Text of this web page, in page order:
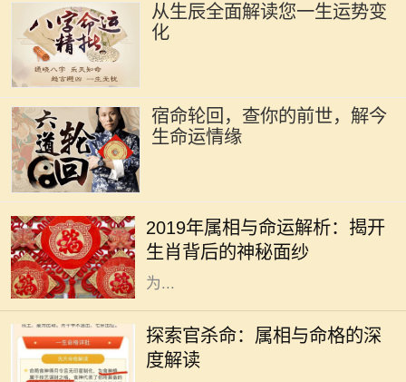
从生辰全面解读您一生运势变
化
宿命轮回，查你的前世，解今
生命运情缘
2019年属相与命运解析：揭开
生肖背后的神秘面纱
应的属相是猪。猪在中华文化中象征
着财富与好运，常常被认为是富裕与
幸福的象征。猪年出生的人通常被视
为...
探索官杀命：属相与命格的深
度解读
在中国传统文化中，命理学是一门博
大精深的学问，其中属相与命格的关
系尤为引人注目。官杀命，作为一种
特定的命格，常常和成功、权威、财